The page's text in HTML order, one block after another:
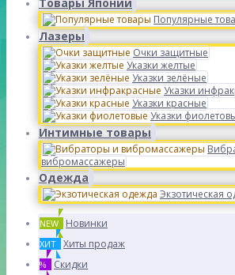
Популярные
Лазеры
Очки защитные
Указки желтые
Указки зелёные
Указки
Указки красные
Указки
Интимные товары
вибромассажеры
Одежда
Экзотическая
NEW Новинки
ХИТ Хиты продаж
% Скидки